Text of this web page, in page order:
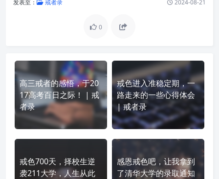
发表至： 戒者录 2024-08-21
0
高三戒者的感悟，于20
17高考百日之际！ | 戒
者录
戒色进入准稳定期，一
路走来的一些心得体会
| 戒者录
戒色700天，择校生逆
袭211大学，人生从此
感恩戒色吧，让我拿到
了清华大学的录取通知